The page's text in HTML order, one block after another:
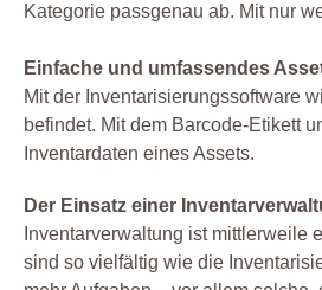
Kategorie passgenau ab. Mit nur
Einfache und umfassendes
Mit der Inventarisierungssoftware
befindet. Mit dem Barcode-Etikett
Inventardaten eines Assets.
Der Einsatz einer
Inventarverwaltung ist
sind so vielfältig wie die